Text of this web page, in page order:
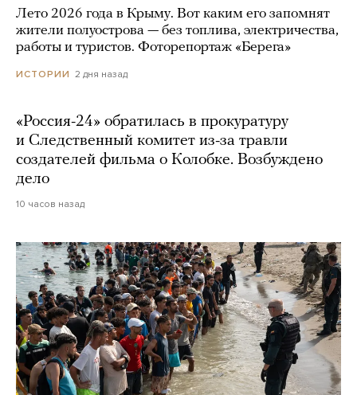
Лето 2026 года в Крыму. Вот каким его запомнят
жители полуострова — без топлива, электричества,
работы и туристов. Фоторепортаж «Берега»
ИСТОРИИ 2 дня назад
«Россия-24» обратилась в прокуратуру
и Следственный комитет из-за травли
создателей фильма о Колобке. Возбуждено
дело
10 часов назад